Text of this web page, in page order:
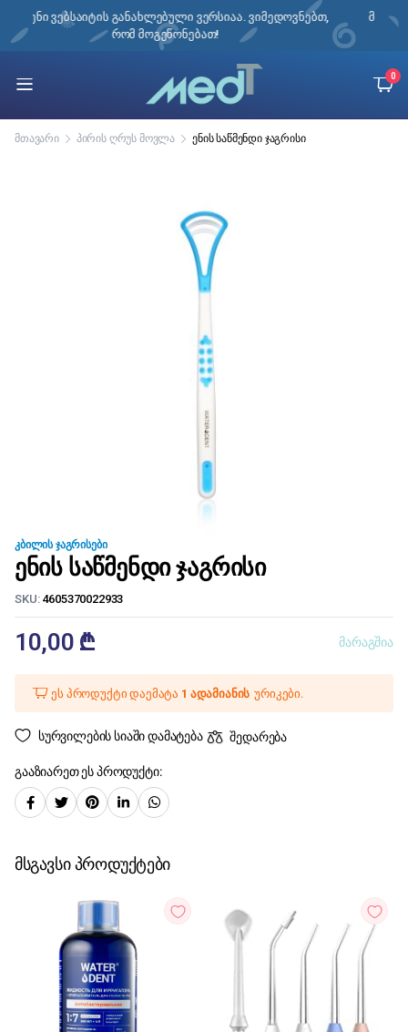
ვიმედოვნებთ, მიწოდება შესაძლებელია მთელ საქართველოში!
0
მთავარი პირის ღრუს მოვლა ენის საწმენდი ჯაგრისი
ᲙᲑᲘᲚᲘᲡ ᲯᲐᲒᲠᲘᲡᲔᲑᲘ
ენის საწმენდი ჯაგრისი
SKU: 4605370022933
10,00 ₾ მარაგშია
ეს პროდუქტი დაემატა 1 ადამიანის ურიკები.
სურვილების სიაში დამატება შედარება
გააზიარეთ ეს პროდუქტი:
მსგავსი პროდუქტები